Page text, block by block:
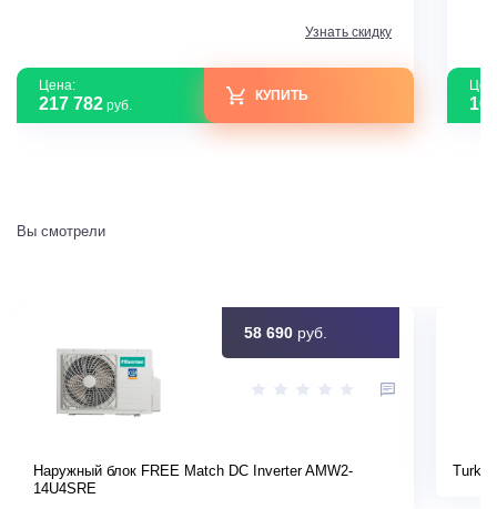
Узнать скидку
Цена:
217 782 руб.
КУПИТЬ
Вы смотрели
58 690 руб.
Наружный блок FREE Match DC Inverter AMW2-
14U4SRE